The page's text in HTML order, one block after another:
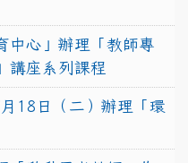
中心」辦理「教師專
講座系列課程
18日（二）辦理「環